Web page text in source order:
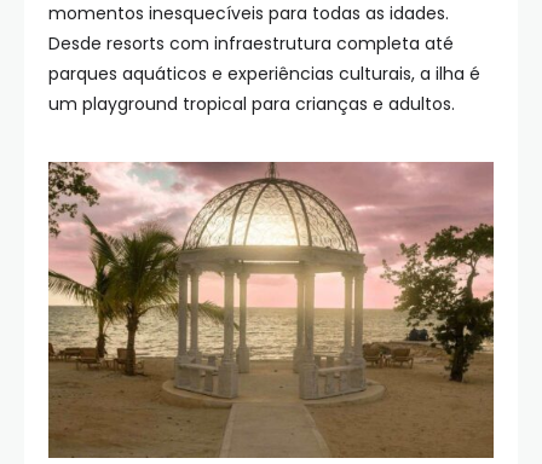
momentos inesquecíveis para todas as idades.
Desde resorts com infraestrutura completa até
parques aquáticos e experiências culturais, a ilha é
um playground tropical para crianças e adultos.